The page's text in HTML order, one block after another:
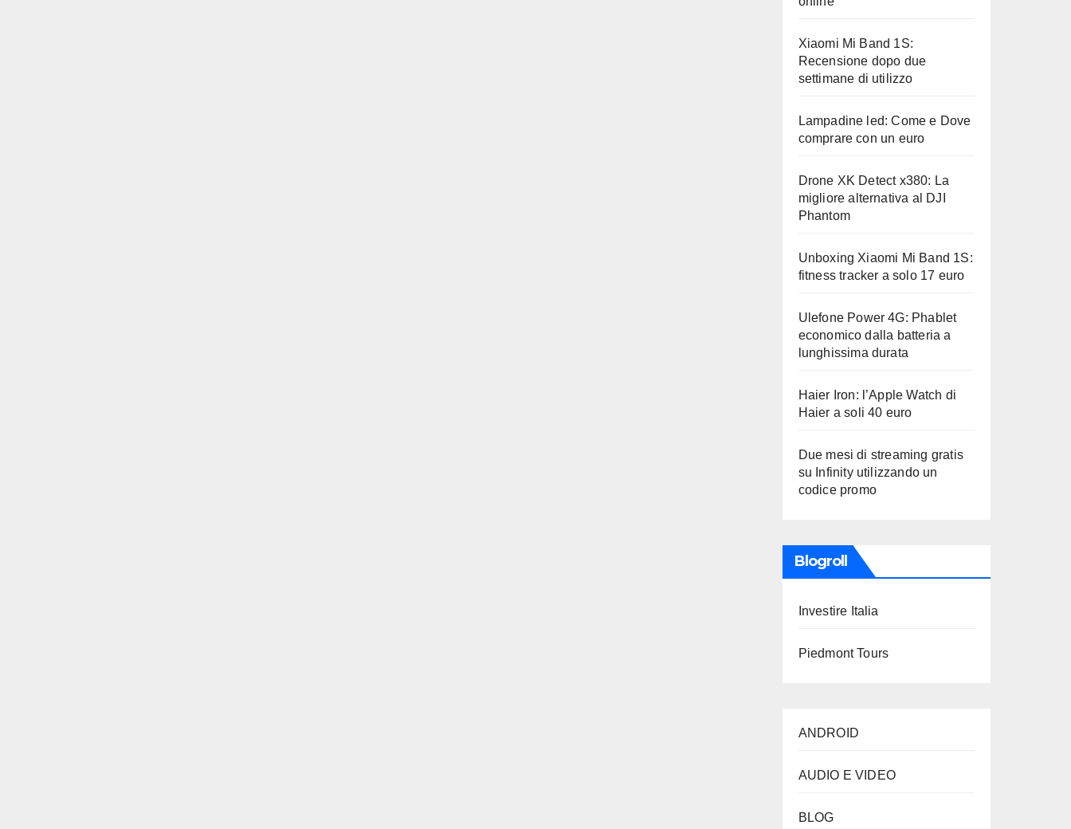
Xiaomi Mi Band 1S:
Recensione dopo due
settimane di utilizzo
Lampadine led: Come e Dove
comprare con un euro
Drone XK Detect x380: La
migliore alternativa al DJI
Phantom
Unboxing Xiaomi Mi Band 1S:
fitness tracker a solo 17 euro
Ulefone Power 4G: Phablet
economico dalla batteria a
lunghissima durata
Haier Iron: l’Apple Watch di
Haier a soli 40 euro
Due mesi di streaming gratis
su Infinity utilizzando un
codice promo
Blogroll
Investire Italia
Piedmont Tours
ANDROID
AUDIO E VIDEO
BLOG